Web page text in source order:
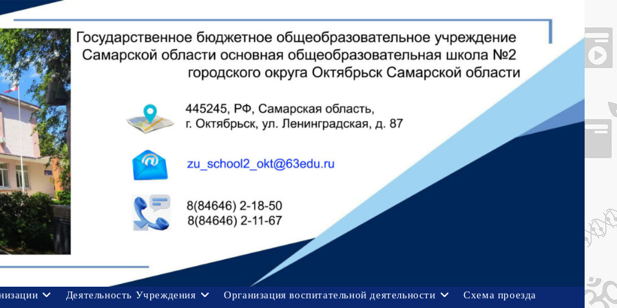
Деятельность Учреждения Организация воспитательной деятельности
Схема проезда